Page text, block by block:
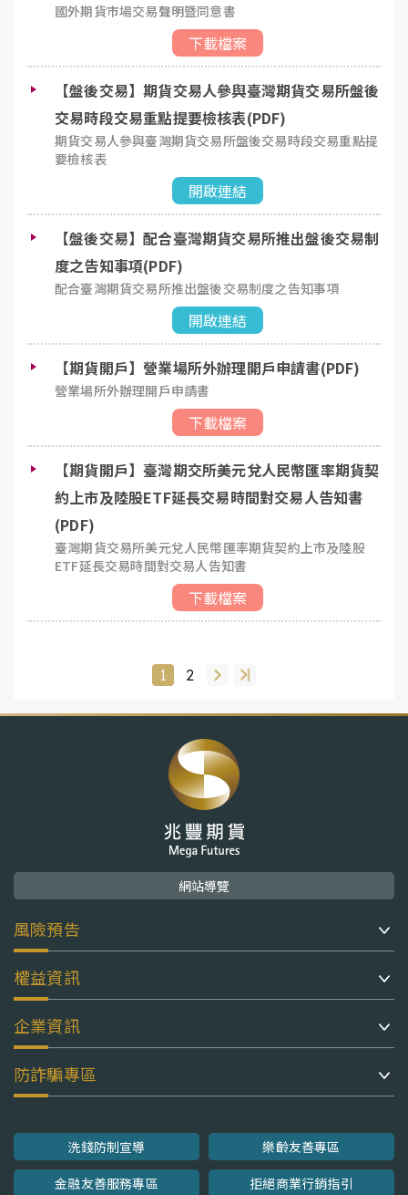
國外期貨市場交易聲明暨同意書
下載檔案
【盤後交易】期貨交易人參與臺灣期貨交易所盤後
交易時段交易重點提要檢核表(PDF)
期貨交易人參與臺灣期貨交易所盤後交易時段交易重點提
要檢核表
開啟連結
【盤後交易】配合臺灣期貨交易所推出盤後交易制
度之告知事項(PDF)
配合臺灣期貨交易所推出盤後交易制度之告知事項
開啟連結
【期貨開戶】營業場所外辦理開戶申請書(PDF)
營業場所外辦理開戶申請書
下載檔案
【期貨開戶】臺灣期交所美元兌人民幣匯率期貨契
約上市及陸股ETF延長交易時間對交易人告知書
(PDF)
臺灣期貨交易所美元兌人民幣匯率期貨契約上市及陸股
ETF延長交易時間對交易人告知書
下載檔案
1 2
網站導覽
風險預告
權益資訊
企業資訊
防詐騙專區
洗錢防制宣導
樂齡友善專區
金融友善服務專區
拒絕商業行銷指引